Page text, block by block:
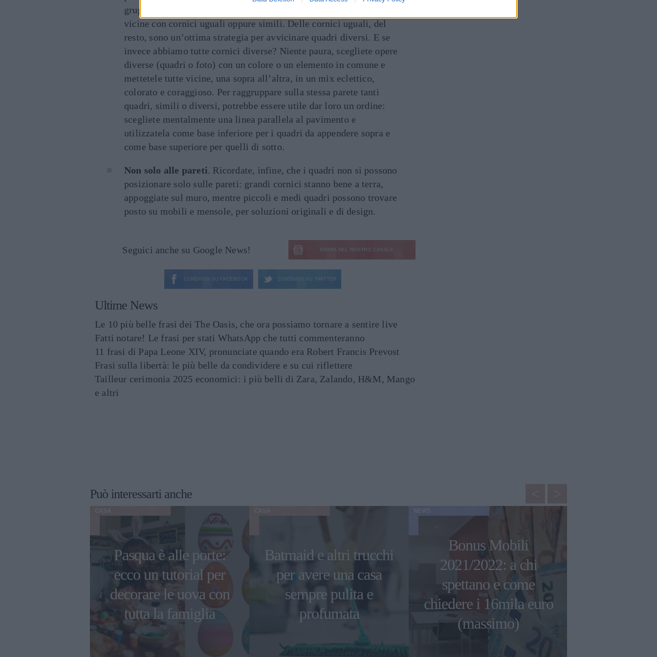
gruppo di foto in bianco e nero, queste potranno essere appese tutte
vicine con cornici uguali oppure simili. Delle cornici uguali, del
resto, sono un’ottima strategia per avvicinare quadri diversi. E se
invece abbiamo tutte cornici diverse? Niente paura, scegliete opere
diverse (quadri o foto) con un colore o un elemento in comune e
mettetele tutte vicine, una sopra all’altra, in un mix eclettico,
colorato e coraggioso. Per raggruppare sulla stessa parete tanti
quadri, simili o diversi, potrebbe essere utile dar loro un ordine:
scegliete mentalmente una linea parallela al pavimento e
utilizzatela come base inferiore per i quadri da appendere sopra e
come base superiore per quelli di sotto.
Non solo alle pareti. Ricordate, infine, che i quadri non si possono
posizionare solo sulle pareti: grandi cornici stanno bene a terra,
appoggiate sul muro, mentre piccoli e medi quadri possono trovare
posto su mobili e mensole, per soluzioni originali e di design.
Seguici anche su Google News! ENTRA NEL NOSTRO CANALE
CONDIVIDI SU FACEBOOK CONDIVIDI SU TWITTER
Ultime News
Le 10 più belle frasi dei The Oasis, che ora possiamo tornare a sentire live
Fatti notare! Le frasi per stati WhatsApp che tutti commenteranno
11 frasi di Papa Leone XIV, pronunciate quando era Robert Francis Prevost
Frasi sulla libertà: le più belle da condividere e su cui riflettere
Tailleur cerimonia 2025 economici: i più belli di Zara, Zalando, H&M, Mango
e altri
Può interessarti anche
Pasqua è alle porte:
ecco un tutorial per
decorare le uova con
tutta la famiglia
Batmaid e altri trucchi
per avere una casa
sempre pulita e
profumata
Bonus Mobili
2021/2022: a chi
spettano e come
chiedere i 16mila euro
(massimo)